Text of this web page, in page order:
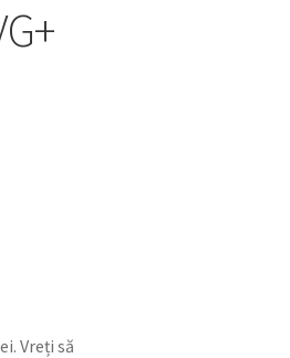
Vreți să